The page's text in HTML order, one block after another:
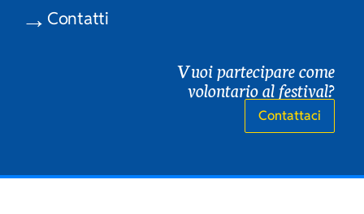
Contatti
Vuoi partecipare come
volontario al festival?
Contattaci